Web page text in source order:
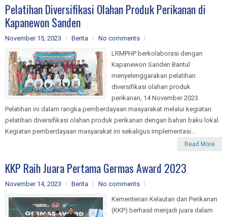
Pelatihan Diversifikasi Olahan Produk Perikanan di
Kapanewon Sanden
November 15, 2023 Berita
No comments
LRMPHP berkolaborasi dengan
Kapanewon Sanden Bantul
menyelenggarakan pelatihan
diversifikasi olahan produk
perikanan, 14 November 2023.
Pelatihan ini dalam rangka pemberdayaan masyarakat melalui kegiatan
pelatihan diversifikasi olahan produk perikanan dengan bahan baku lokal.
Kegiatan pemberdayaan masyarakat ini sekaligus implementasi...
Read More
KKP Raih Juara Pertama Germas Award 2023
November 14, 2023 Berita
No comments
Kementerian Kelautan dan Perikanan
(KKP) berhasil menjadi juara dalam